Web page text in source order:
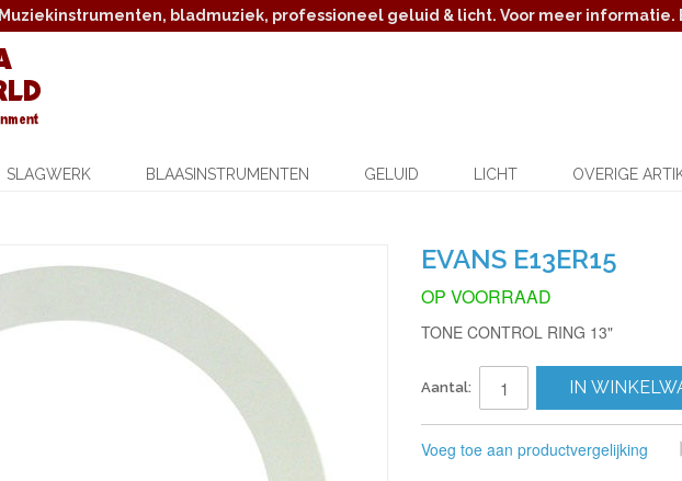
Muziekinstrumenten, bladmuziek, professioneel geluid & licht. Voor meer informatie.
SLAGWERK BLAASINSTRUMENTEN GELUID LICHT OVERIGE
EVANS E13ER15
OP VOORRAAD
TONE CONTROL RING 13"
Aantal: IN
Voeg toe aan productvergelijking